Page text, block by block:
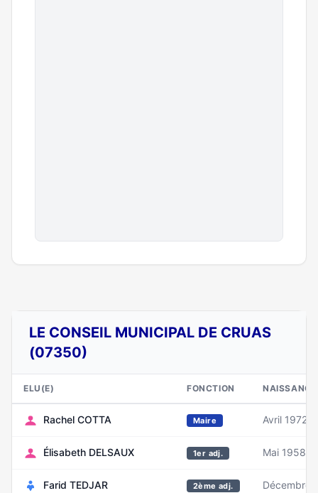
LE CONSEIL MUNICIPAL DE CRUAS
(07350)
ELU(E) FONCTION NAISSANCE
Rachel COTTA Maire Avril 1972
Élisabeth DELSAUX 1er adj. Mai 1958
Farid TEDJAR 2ème adj. Décembre